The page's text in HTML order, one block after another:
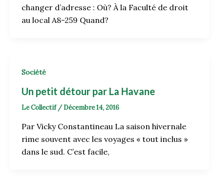
changer d’adresse : Où? À la Faculté de droit
au local A8-259 Quand?
Société
Un petit détour par La Havane
Le Collectif /Décembre 14, 2016
Par Vicky Constantineau La saison hivernale
rime souvent avec les voyages « tout inclus »
dans le sud. C’est facile,